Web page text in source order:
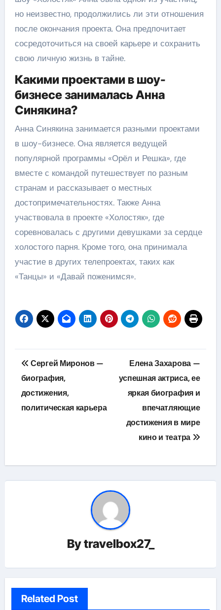
но неизвестно, продолжились ли эти отношения
после окончания проекта. Она предпочитает
сосредоточиться на своей карьере и сохранить
свою личную жизнь в тайне.
Какими проектами в шоу-
бизнесе занималась Анна
Синякина?
Анна Синякина занимается разными проектами
в шоу-бизнесе. Она является ведущей
популярной программы «Орёл и Решка», где
вместе с командой путешествует по разным
странам и рассказывает о местных
достопримечательностях. Также Анна
участвовала в проекте «Холостяк», где
соревновалась с другими девушками за сердце
холостого парня. Кроме того, она принимала
участие в других телепроектах, таких как
«Танцы» и «Давай поженимся».
Навигация
по
записям
Сергей Миронов —
биография,
достижения,
политическая карьера
Елена Захарова —
успешная актриса, ее
яркая биография и
впечатляющие
достижения в мире
кино и театра
Bytravelbox27_
Related Post